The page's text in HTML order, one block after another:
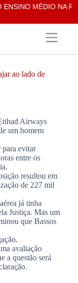
MÉDIO NA
ao lado de
Airways
um homem
para evitar
entre os
resultou em
de 227 mil
já tinha
Justiça. Mas um
que Bassos
avaliação
a questão será